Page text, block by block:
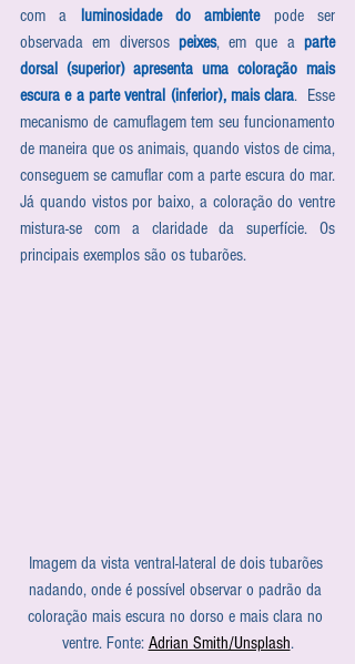
com a luminosidade do ambiente pode ser
observada em diversos peixes, em que a parte
dorsal (superior) apresenta uma coloração mais
escura e a parte ventral (inferior), mais clara.  Esse
mecanismo de camuflagem tem seu funcionamento
de maneira que os animais, quando vistos de cima,
conseguem se camuflar com a parte escura do mar.
Já quando vistos por baixo, a coloração do ventre
mistura-se com a claridade da superfície. Os
principais exemplos são os tubarões.
Imagem da vista ventral-lateral de dois tubarões
nadando, onde é possível observar o padrão da
coloração mais escura no dorso e mais clara no
ventre. Fonte: Adrian Smith/Unsplash.